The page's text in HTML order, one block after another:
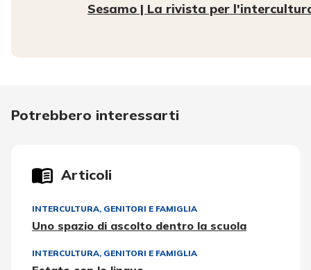
Sesamo | La rivista per
Potrebbero interessarti
Articoli
INTERCULTURA, GENITORI E FAMIGLIA
Uno spazio di ascolto dentro la scuola
INTERCULTURA, GENITORI E FAMIGLIA